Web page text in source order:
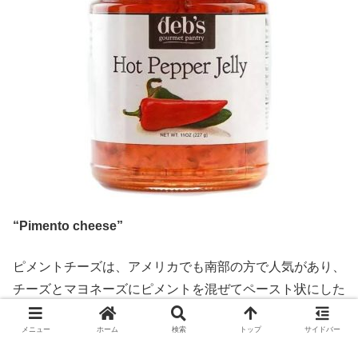
“Pimento cheese”
ピメントチーズは、アメリカでも南部の方で人気があり、
チーズとマヨネーズにピメントを混ぜてペースト状にした
ものです。クラッカーの上に載せたり、セロリの溝に埋め
たりしたアペタイザーでもよく見かけます。
メニュー ホーム 検索 トップ サイドバー